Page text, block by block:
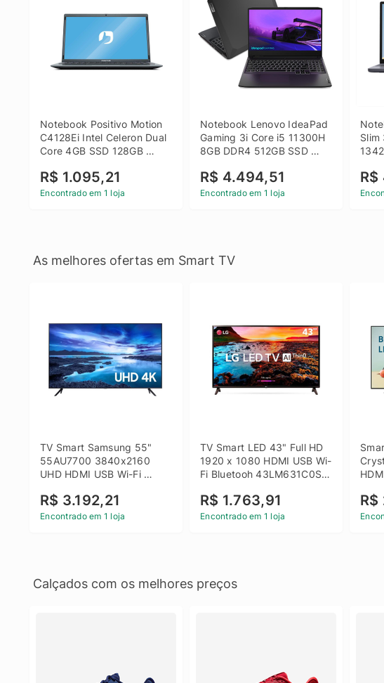
Notebook Positivo Motion
C4128Ei Intel Celeron Dual
Core 4GB SSD 128GB
R$ 1.095,21
Encontrado em 1 loja
Notebook Lenovo IdeaPad
Gaming 3i Core i5 11300H
8GB DDR4 512GB SSD
Linux - Preto
R$ 4.494,51
Encontrado em 1 loja
Slim
R$
As melhores ofertas em Smart TV
TV Smart Samsung 55"
55AU7700 3840x2160
UHD HDMI USB Wi-Fi
R$ 3.192,21
Encontrado em 1 loja
TV Smart LED 43" Full HD
1920 x 1080 HDMI USB Wi-
Fi Bluetooh 43LM631C0SB
R$ 1.763,91
Encontrado em 1 loja
R$
Calçados com os melhores preços